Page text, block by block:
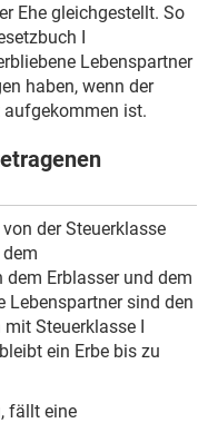
Ehe gleichgestellt. So
I
Lebenspartner
haben, wenn der
aufgekommen ist.
der Steuerklasse
Erblasser und dem
Lebenspartner sind den
Steuerklasse I
ein Erbe bis zu
fällt eine